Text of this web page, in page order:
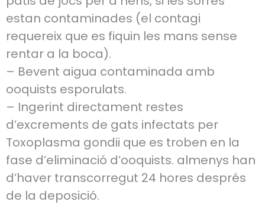
estan contaminades (el contagi
requereix que es fiquin les mans sense
rentar a la boca).
– Bevent aigua contaminada amb
ooquists esporulats.
– Ingerint directament restes
d’excrements de gats infectats per
Toxoplasma gondii que es troben en la
fase d’eliminació d’ooquists. almenys han
d’haver transcorregut 24 hores després
de la deposició.